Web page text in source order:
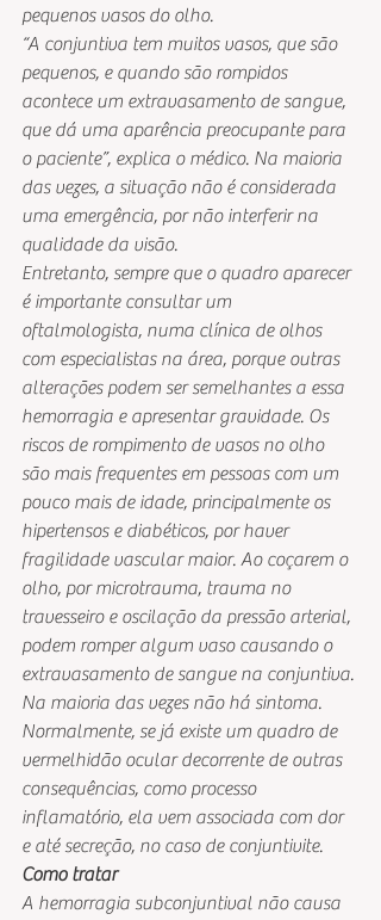
pequenos vasos do olho.
“A conjuntiva tem muitos vasos, que são
pequenos, e quando são rompidos
acontece um extravasamento de sangue,
que dá uma aparência preocupante para
o paciente”, explica o médico. Na maioria
das vezes, a situação não é considerada
uma emergência, por não interferir na
qualidade da visão.
Entretanto, sempre que o quadro aparecer
é importante consultar um
oftalmologista, numa clínica de olhos
com especialistas na área, porque outras
alterações podem ser semelhantes a essa
hemorragia e apresentar gravidade. Os
riscos de rompimento de vasos no olho
são mais frequentes em pessoas com um
pouco mais de idade, principalmente os
hipertensos e diabéticos, por haver
fragilidade vascular maior. Ao coçarem o
olho, por microtrauma, trauma no
travesseiro e oscilação da pressão arterial,
podem romper algum vaso causando o
extravasamento de sangue na conjuntiva.
Na maioria das vezes não há sintoma.
Normalmente, se já existe um quadro de
vermelhidão ocular decorrente de outras
consequências, como processo
inflamatório, ela vem associada com dor
e até secreção, no caso de conjuntivite.
Como tratar
A hemorragia subconjuntival não causa